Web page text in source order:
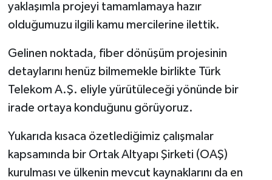
yaklaşımla projeyi tamamlamaya hazır
olduğumuzu ilgili kamu mercilerine ilettik.
Gelinen noktada, fiber dönüşüm projesinin
detaylarını henüz bilmemekle birlikte Türk
Telekom A.Ş. eliyle yürütüleceği yönünde bir
irade ortaya konduğunu görüyoruz.
Yukarıda kısaca özetlediğimiz çalışmalar
kapsamında bir Ortak Altyapı Şirketi (OAŞ)
kurulması ve ülkenin mevcut kaynaklarını da en